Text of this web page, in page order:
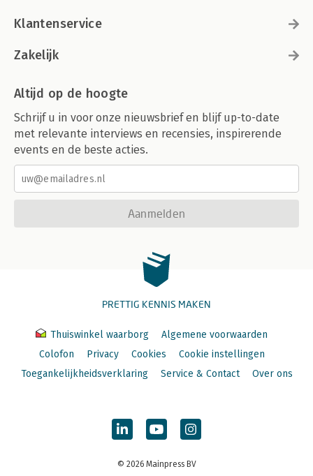
Klantenservice
Zakelijk
Altijd op de hoogte
Schrijf u in voor onze nieuwsbrief en blijf up-to-date
met relevante interviews en recensies, inspirerende
events en de beste acties.
Aanmelden
PRETTIG KENNIS MAKEN
Thuiswinkel waarborg
Algemene voorwaarden
Colofon
Privacy Cookies
Cookie instellingen
Toegankelijkheidsverklaring
Service & Contact Over ons
© 2026 Mainpress BV